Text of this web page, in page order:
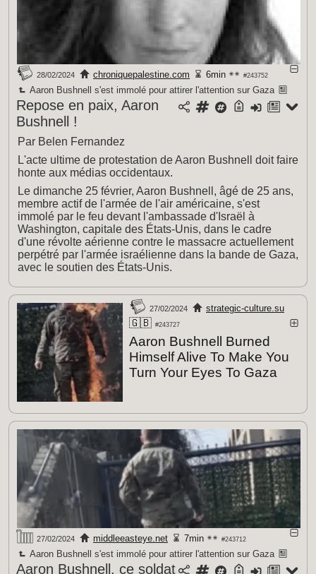
28/02/2024 chroniquepalestine.com 6min #243752
Aaron Bushnell s'est immolé pour attirer l'attention sur Gaza
Repose en paix, Aaron
Bushnell !
Par Belen Fernandez
L'acte ultime de protestation de Aaron Bushnell doit faire
honte aux médias occidentaux.
Le dimanche 25 février, Aaron Bushnell, âgé de 25 ans,
membre actif de l'armée de l'air américaine, s'est
immolé par le feu devant l'ambassade d'Israël à
Washington, capitale des États-Unis, dans le cadre
d'une révolte aérienne contre le massacre actuellement
perpétré par l'armée israélienne dans la bande de Gaza,
avec le soutien des États-Unis.
27/02/2024 strategic-culture.su
🇬🇧 #243727
Aaron Bushnell Burned
Himself Alive To Make You
Turn Your Eyes To Gaza
27/02/2024 middleeasteye.net 7min #243712
Aaron Bushnell s'est immolé pour attirer l'attention sur Gaza
Aaron Bushnell, ce soldat